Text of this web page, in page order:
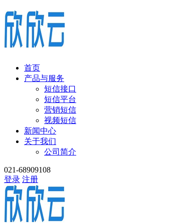
首页
产品与服务
短信接口
短信平台
营销短信
视频短信
新闻中心
关于我们
公司简介
021-68909108
登录 注册